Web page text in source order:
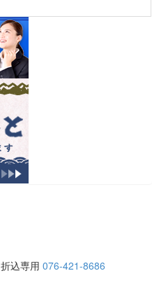
折込専用 076-421-8686